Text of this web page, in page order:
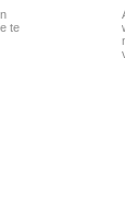
te